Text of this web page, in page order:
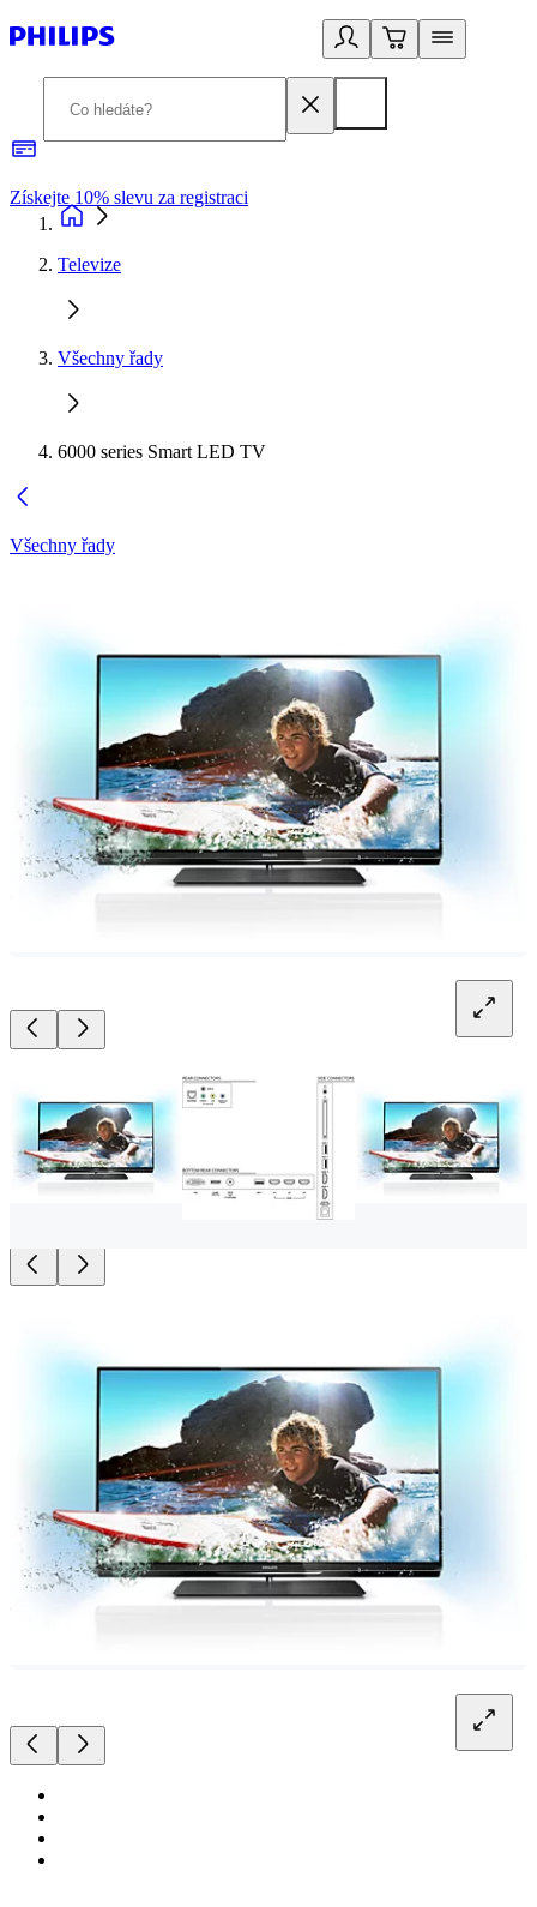
Získejte 10% slevu za registraci
Televize
Všechny řady
6000 series Smart LED TV
Všechny řady